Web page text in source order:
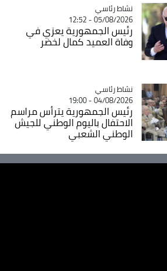
Catégorie
نشاط رئاسي
05/08/2026 - 12:52
رئيس الجمهورية يعزي في
وفاة العميد كمال لخضر
Catégorie
نشاط رئاسي
04/08/2026 - 19:00
رئيس الجمهورية يترأس مراسم
الاحتفال باليوم الوطني للجيش
الوطني الشعبي